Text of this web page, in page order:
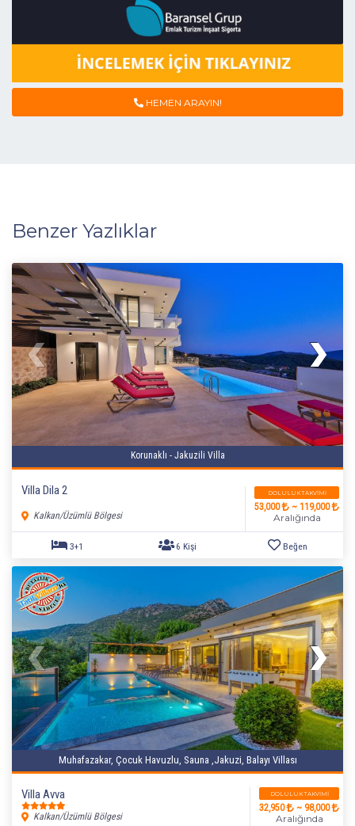
HEMEN ARAYIN!
Benzer Yazlıklar
Korunaklı - Jakuzili Villa
Villa Dila 2
Kalkan/Üzümlü Bölgesi
DOLULUK TAKVIMI
53,000 ~ 119,000
Aralığında
Muhafazakar, Çocuk Havuzlu, Sauna ,Jakuzi, Balayı Villası
Villa Avva
Kalkan/Üzümlü Bölgesi
DOLULUK TAKVIMI
32,950 ~ 98,000
Aralığında